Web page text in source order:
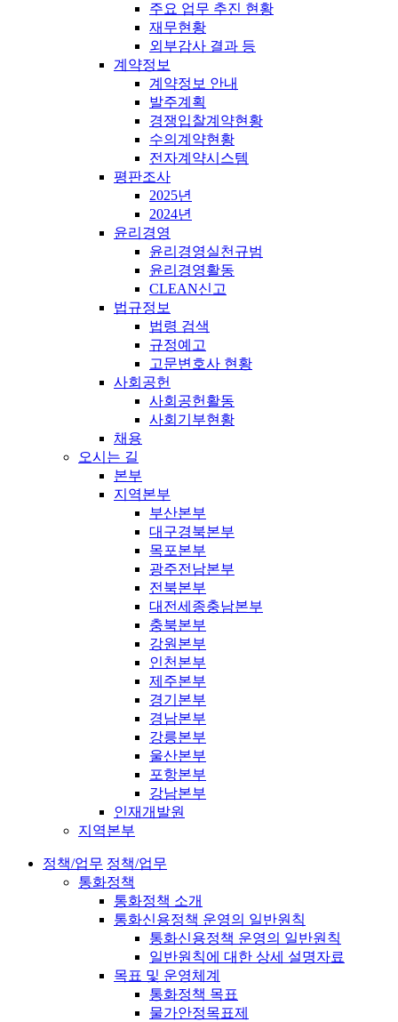
주요 업무 추진 현황
재무현황
외부감사 결과 등
계약정보
계약정보 안내
발주계획
경쟁입찰계약현황
수의계약현황
전자계약시스템
평판조사
2025년
2024년
윤리경영
윤리경영실천규범
윤리경영활동
CLEAN신고
법규정보
법령 검색
규정예고
고문변호사 현황
사회공헌
사회공헌활동
사회기부현황
채용
오시는 길
본부
지역본부
부산본부
대구경북본부
목포본부
광주전남본부
전북본부
대전세종충남본부
충북본부
강원본부
인천본부
제주본부
경기본부
경남본부
강릉본부
울산본부
포항본부
강남본부
인재개발원
지역본부
정책/업무 정책/업무
통화정책
통화정책 소개
통화신용정책 운영의 일반원칙
통화신용정책 운영의 일반원칙
일반원칙에 대한 상세 설명자료
목표 및 운영체계
통화정책 목표
물가안정목표제